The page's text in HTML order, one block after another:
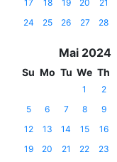
17 18 19 20 21
24
25 26 27 28
Mai 2024
Su Mo Tu We Th
1 2
5
6 7 8 9
12
13 14 15 16
19
20 21 22 23